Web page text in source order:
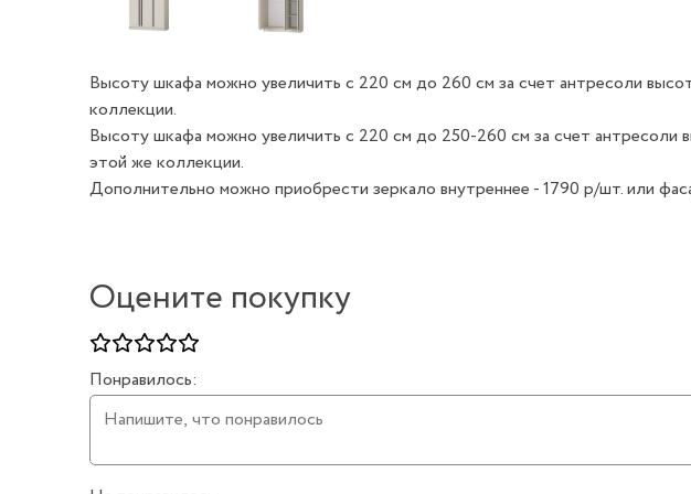
Высоту шкафа можно увеличить с 220 см до 260 см за счет антресоли
коллекции.
Высоту шкафа можно увеличить с 220 см до 250-260 см за счет антресоли
этой же коллекции.
Дополнительно можно приобрести зеркало внутреннее - 1790 р/шт. или
Оцените покупку
Понравилось: